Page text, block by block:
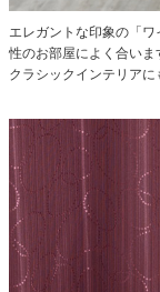
エレガントな印象の「
性のお部屋によく合いま
クラシックインテリアに